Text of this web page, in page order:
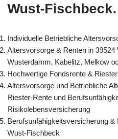
Wust-Fischbeck.
Individuelle Betriebliche
Altersvorsorge & Renten in
Wusterdamm, Kabelitz, Melkow
Hochwertige Fondsrente &
Altersvorsorge und Betriebliche
Riester-Rente und
Risikolebensversicherung
Berufsunfähigkeitsversicherung
Wust-Fischbeck